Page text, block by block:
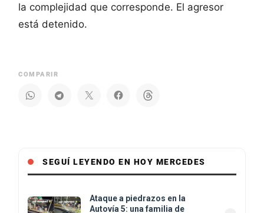
la complejidad que corresponde. El agresor
está detenido.
COMPARIR
SEGUÍ LEYENDO EN HOY MERCEDES
Ataque a piedrazos en la
Autovía 5: una familia de